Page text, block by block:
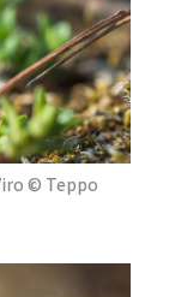
© Teppo